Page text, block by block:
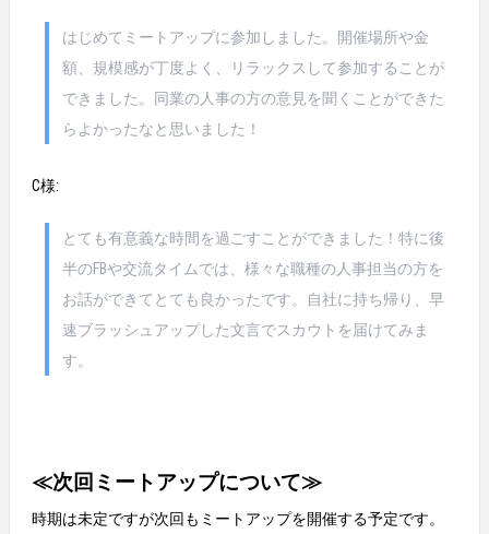
はじめてミートアップに参加しました。開催場所や金
額、規模感が丁度よく、リラックスして参加することが
できました。同業の人事の方の意見を聞くことができた
らよかったなと思いました！
C様:
とても有意義な時間を過ごすことができました！特に後
半のFBや交流タイムでは、様々な職種の人事担当の方を
お話ができてとても良かったです。自社に持ち帰り、早
速ブラッシュアップした文言でスカウトを届けてみま
す。
≪次回ミートアップについて≫
時期は未定ですが次回もミートアップを開催する予定です。